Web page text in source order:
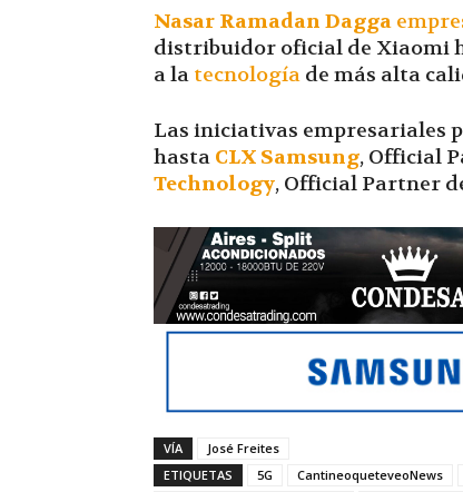
Nasar Ramadan Dagga
distribuidor oficial de Xiaomi
a la tecnología de más alta
Las iniciativas empresariales
hasta CLX Samsung, Official
Technology, Official Partner
VÍA
José Freites
ETIQUETAS
5G CantineoqueteveoNews